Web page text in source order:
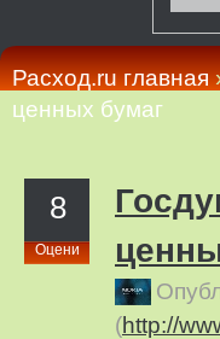
Расход.ru главная
ценных бумаг
8
Оцени
(http://